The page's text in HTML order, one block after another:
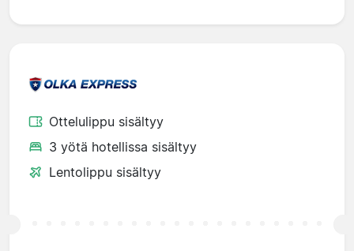
Ottelulippu sisältyy
3 yötä hotellissa sisältyy
Lentolippu sisältyy